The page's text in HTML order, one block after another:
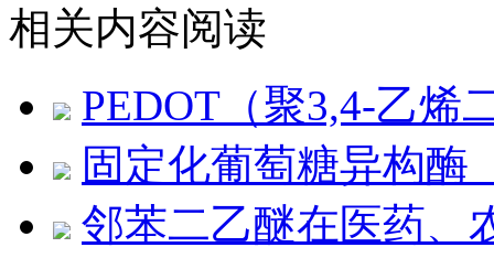
相关内容阅读
PEDOT（聚3,4-乙烯
固定化葡萄糖异构酶
邻苯二乙醚在医药、